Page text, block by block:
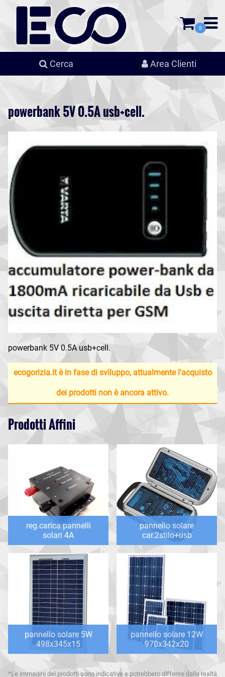
0
Cerca Area Clienti
powerbank 5V 0.5A usb+cell.
powerbank 5V 0.5A usb+cell.
ecogorizia.it è in fase di sviluppo, attualmente l'acquisto
dei prodotti non è ancora attivo.
Prodotti Affini
reg.carica pannelli
solari 4A
pannello solare
car.2stilo+usb
pannello solare 5W
498x345x15
pannello solare 12W
970x342x20
*Le immagini dei prodotti sono indicative e potrebbero differire dalla realtà